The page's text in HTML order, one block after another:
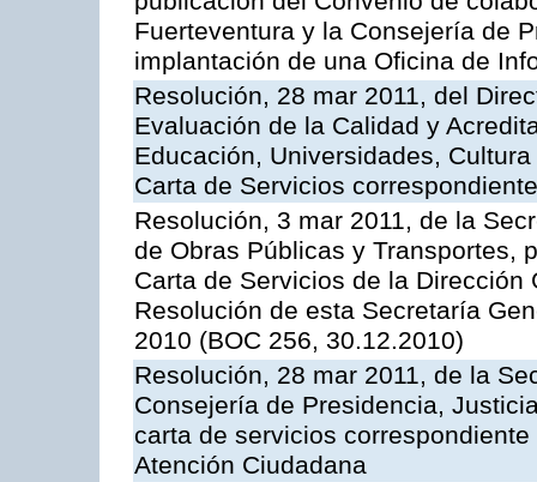
Fuerteventura y la Consejería de
implantación de una Oficina de
Resolución, 28 mar 2011, del
Evaluación de la Calidad y
Educación, Universidades,
Carta de Servicios
Resolución, 3 mar 2011, de la
de Obras Públicas y Transportes,
Carta de Servicios de la
Resolución de esta Secretaría
2010 (BOC 256, 30.12.2010)
Resolución, 28 mar 2011, de la
Consejería de Presidencia,
carta de servicios
Atención Ciudadana